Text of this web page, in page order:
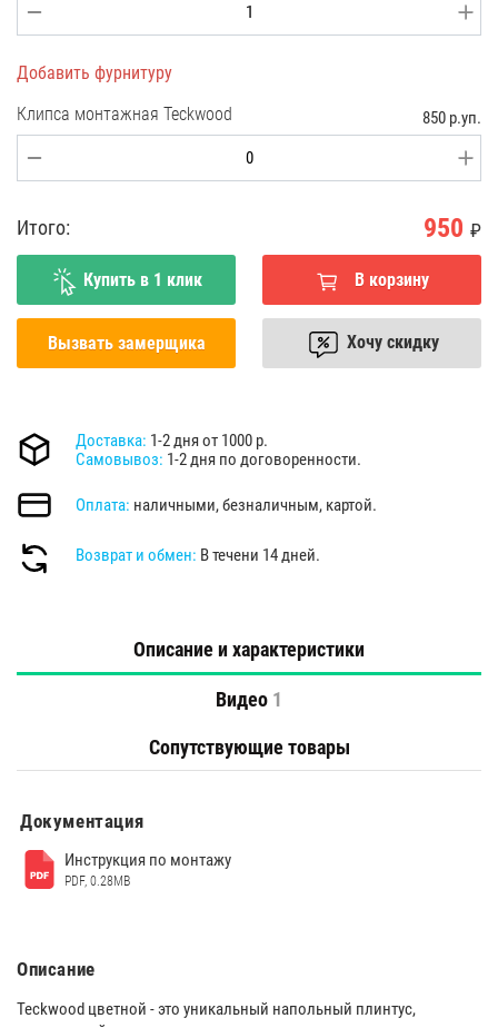
Добавить фурнитуру
Клипса монтажная Teckwood
850 р.уп.
Итого: 950 ₽
Купить в 1 клик В корзину
Вызвать замерщика Хочу скидку
Доставка: 1-2 дня от 1000 р.
Самовывоз: 1-2 дня по договоренности.
Оплата: наличными, безналичным, картой.
Возврат и обмен: В течени 14 дней.
Описание и характеристики
Видео 1
Сопутствующие товары
Документация
Инструкция по монтажу
PDF, 0.28MB
Описание
Teckwood цветной - это уникальный напольный плинтус,